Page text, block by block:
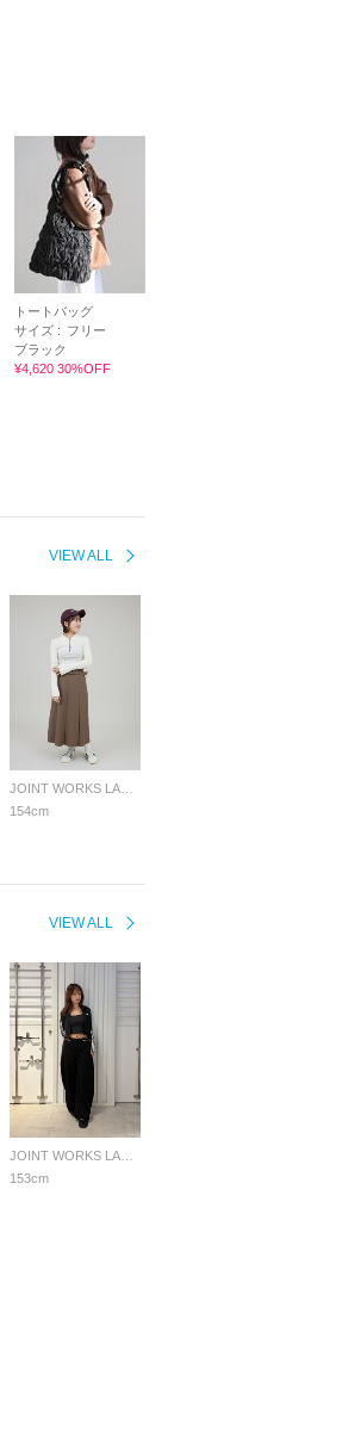
トートバッグ
サイズ : フリー
ブラック
¥4,620 30%OFF
VIEW ALL
154cm
VIEW ALL
153cm